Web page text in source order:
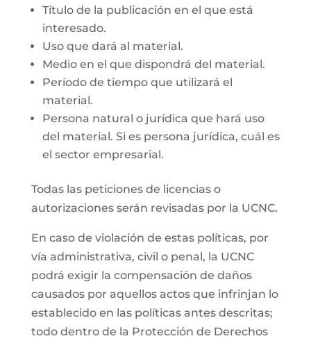
Título de la publicación en el que está
interesado.
Uso que dará al material.
Medio en el que dispondrá del material.
Período de tiempo que utilizará el
material.
Persona natural o jurídica que hará uso
del material. Si es persona jurídica, cuál es
el sector empresarial.
Todas las peticiones de licencias o
autorizaciones serán revisadas por la UCNC.
En caso de violación de estas políticas, por
vía administrativa, civil o penal, la UCNC
podrá exigir la compensación de daños
causados por aquellos actos que infrinjan lo
establecido en las políticas antes descritas;
todo dentro de la Protección de Derechos